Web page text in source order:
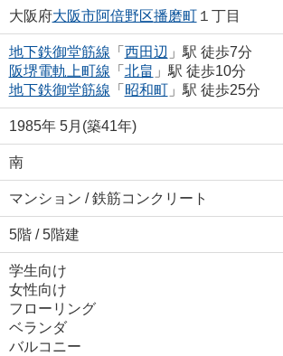
大阪府大阪市阿倍野区播磨町１丁目
地下鉄御堂筋線 「 西田辺 」駅 徒歩7分
阪堺電軌上町線 「 北畠 」駅 徒歩10分
地下鉄御堂筋線 「 昭和町」駅 徒歩25分
1985年 5月(築41年)
南
マンション / 鉄筋コンクリート
5階 / 5階建
学生向け
女性向け
フローリング
ベランダ
バルコニー